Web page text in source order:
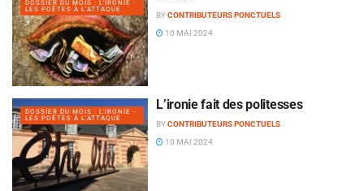
DOSSIER DU MOIS : L'IRONIE -
LES POÈTES À L'ATTAQUE
BYCONTRIBUTEURS PONCTUELS
10 MAI 2024
DOSSIER DU MOIS : L'IRONIE -
LES POÈTES À L'ATTAQUE
L’ironie fait des politesses
BYCONTRIBUTEURS PONCTUELS
10 MAI 2024